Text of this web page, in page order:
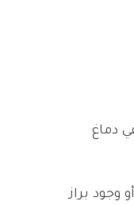
دماغ
وجود براز